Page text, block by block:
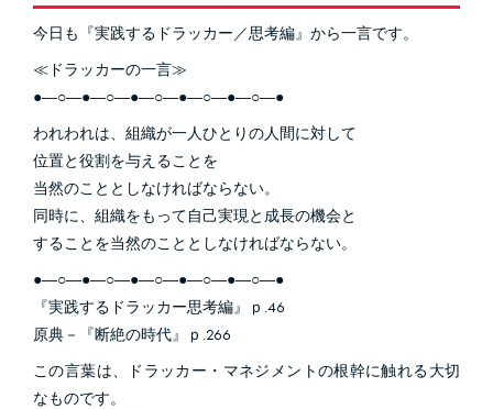
今日も『実践するドラッカー／思考編』から一言です。
≪ドラッカーの一言≫
●―○―●―○―●―○―●―○―●―○―●
われわれは、組織が一人ひとりの人間に対して
位置と役割を与えることを
当然のこととしなければならない。
同時に、組織をもって自己実現と成長の機会と
することを当然のこととしなければならない。
●―○―●―○―●―○―●―○―●―○―●
『実践するドラッカー思考編』ｐ.46
原典－『断絶の時代』ｐ.266
この言葉は、ドラッカー・マネジメントの根幹に触れる大切
なものです。